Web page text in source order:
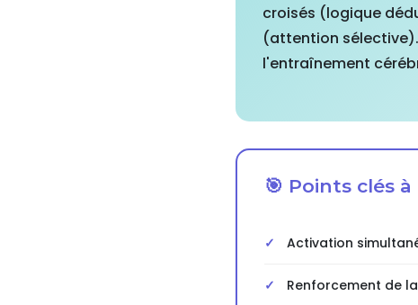
croisés (logique
(attention
l'entraînement
🎯 Points clés
Activation
Renforcement de